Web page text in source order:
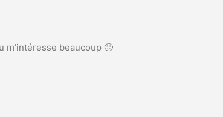
beaucoup 🙂